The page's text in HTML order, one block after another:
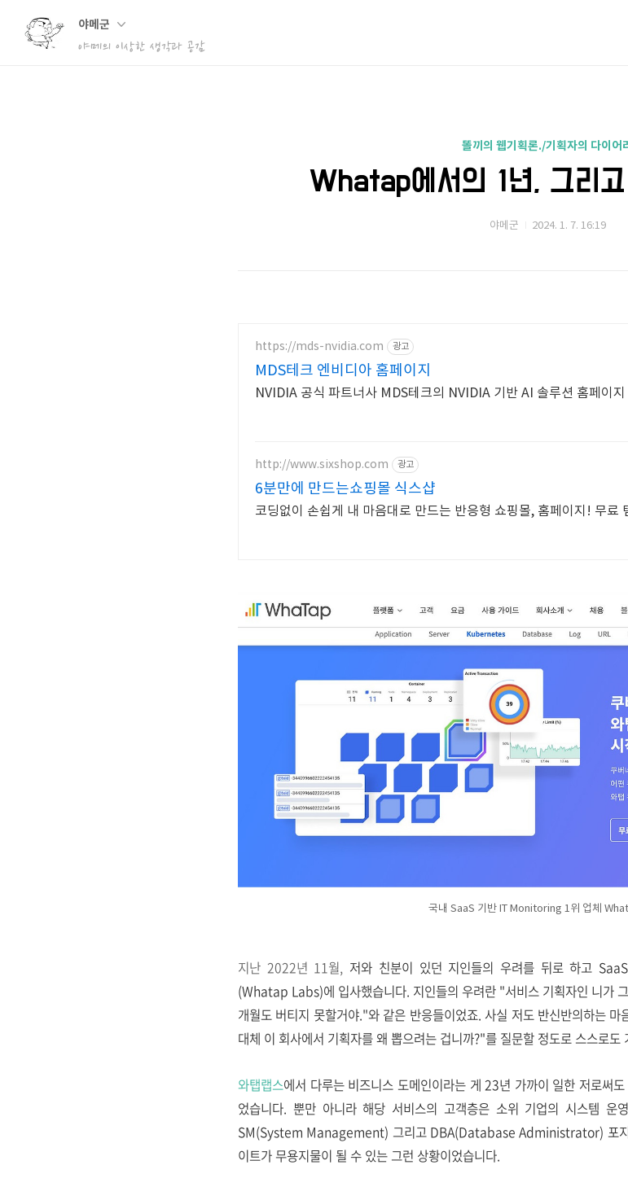
야메군
야메의 이상한 생각과 공감
똘끼의 웹기획론./기획자의 다이어
Whatap에서의 1년, 그리
야메군 2024. 1. 7. 16:19
https://mds-nvidia.com 광고
MDS테크 엔비디아 홈페이지
NVIDIA 공식 파트너사 MDS테크의 NVIDIA 기반 AI 솔루션 홈페이지
http://www.sixshop.com 광고
6분만에 만드는쇼핑몰 식스샵
코딩없이 손쉽게 내 마음대로 만드는 반응형 쇼핑몰, 홈페이지! 무료
국내 SaaS 기반 IT Monitoring 1위 업체
지난 2022년 11월, 저와 친분이 있던 지인들의 우려를 뒤로 하고
(Whatap Labs)에 입사했습니다. 지인들의 우려란 "서비스 기획자인 니가
개월도 버티지 못할거야."와 같은 반응들이었죠. 사실 저도 반신반의하는
대체 이 회사에서 기획자를 왜 뽑으려는 겁니까?"를 질문할 정도로 스스로
와탭랩스에서 다루는 비즈니스 도메인이라는 게 23년 가까이 일한 저로
었습니다. 뿐만 아니라 해당 서비스의 고객층은 소위 기업의 시스템
SM(System Management) 그리고 DBA(Database Administrator) 포지
이트가 무용지물이 될 수 있는 그런 상황이었습니다.